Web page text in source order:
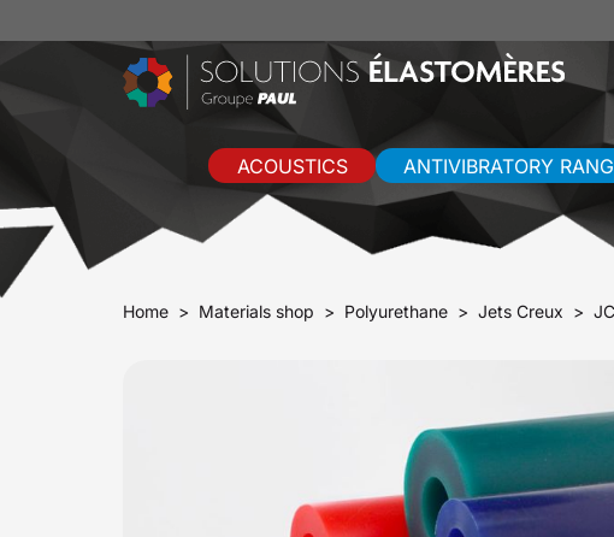
ACOUSTICS ANTIVIBRATORY
Home Materials shop Polyurethane Jets Creux